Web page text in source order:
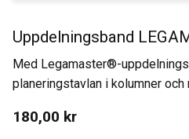
Uppdelningsband
Med Legamaster®-
planeringstavlan i kolumner och
180,00 kr